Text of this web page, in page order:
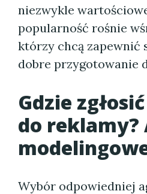
niezwykle
popularność rośnie
którzy chcą zapewnić
dobre przygotowanie
Gdzie
do reklamy?
Wybór odpowiedniej